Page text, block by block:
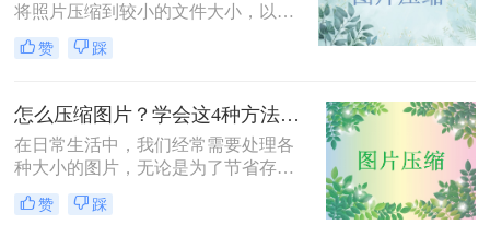
畅。那么你们知道照片如何免费压缩
吗？相信这篇文章可以给你一点参
考。
将照片压缩到较小的文件大小，以满
足上传、发送或存储的需求。那么照
片怎么压缩到500k以内呢？本文将介
方法。
赞 踩
怎么压缩图片？学会这4种方法可以轻松压缩大小!
在日常生活中，我们经常需要处理各
种大小的图片，无论是为了节省存储
空间，还是为了加快网页加载速度，
压缩图片都是一个非常实用的技能。
赞 踩